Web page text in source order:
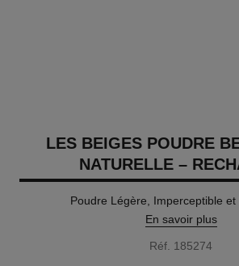
LES BEIGES POUDRE
NATURELLE –
Poudre Légère, Imperceptible et
En savoir plus
Réf. 185274